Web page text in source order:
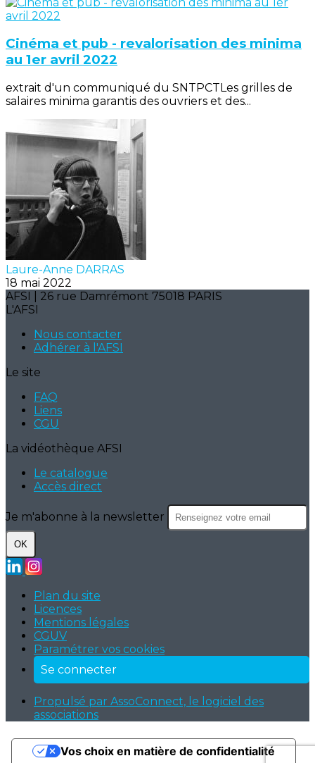
Cinéma et pub - revalorisation des minima
au 1er avril 2022
extrait d'un communiqué du SNTPCTLes grilles de
salaires minima garantis des ouvriers et des...
Laure-Anne DARRAS
18 mai 2022
AFSI | 26 rue Damrémont 75018 PARIS
L'AFSI
Nous contacter
Adhérer à l'AFSI
Le site
FAQ
Liens
CGU
La vidéothèque AFSI
Le catalogue
Accès direct
Je m'abonne à la newsletter
OK
Plan du site
Licences
Mentions légales
CGUV
Paramétrer vos cookies
Se connecter
Propulsé par AssoConnect, le logiciel des
associations
Vos choix en matière de confidentialité